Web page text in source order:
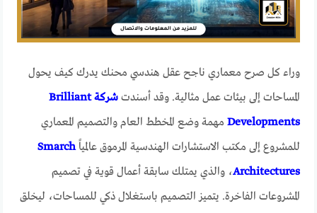
وراء كل صرح معماري ناجح عقل هندسي محنك يدرك كيف يحول
المساحات إلى بيئات عمل مثالية. وقد أسندت
شركة Brilliant
Developments مهمة وضع المخطط العام والتصميم المعماري
للمشروع إلى مكتب الاستشارات الهندسية المرموق عالمياًSmarch
Architectures، والذي يمتلك سابقة أعمال قوية في تصميم
المشروعات الفاخرة. يتميز التصميم باستغلال ذكي للمساحات، ليخلق